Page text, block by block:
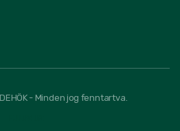
- Minden jog fenntartva.